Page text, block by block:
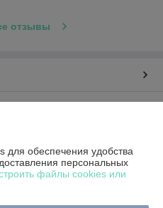
отзывы
обеспечения удобства
персональных
файлы cookies или